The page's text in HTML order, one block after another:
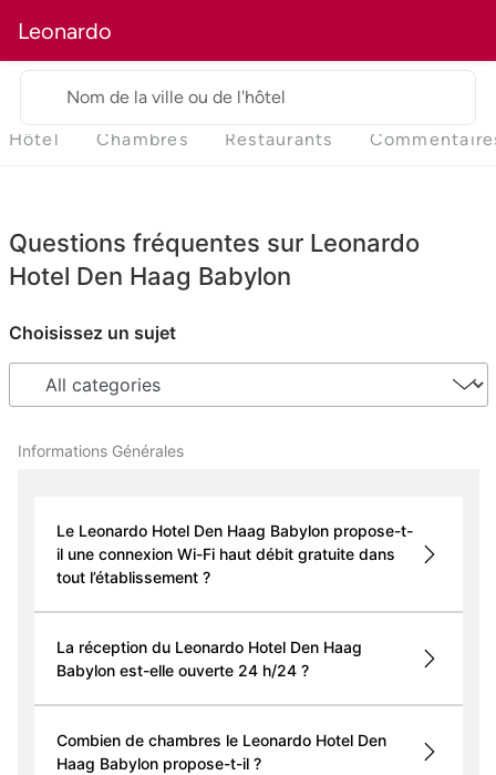
Leonardo
Nom de la ville ou de l'hôtel
Hôtel Chambres Restaurants
Questions fréquentes sur Leonardo
Hotel Den Haag Babylon
Choisissez un sujet
Informations Générales
Le Leonardo Hotel Den Haag Babylon propose-t-
il une connexion Wi-Fi haut débit gratuite dans
tout l’établissement ?
La réception du Leonardo Hotel Den Haag
Babylon est-elle ouverte 24 h/24 ?
Combien de chambres le Leonardo Hotel Den
Haag Babylon propose-t-il ?